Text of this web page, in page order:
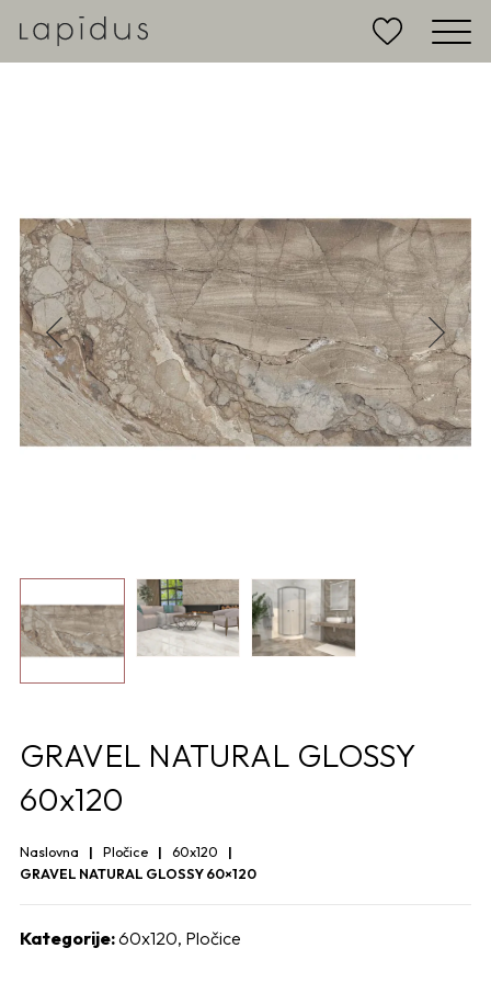
GRAVEL NATURAL GLOSSY
60x120
Naslovna Pločice
60x120
GRAVEL NATURAL GLOSSY 60×120
Kategorije:60x120, Pločice